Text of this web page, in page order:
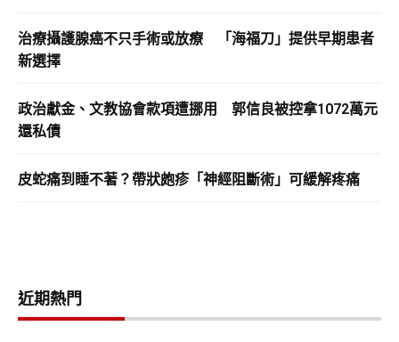
治療攝護腺癌不只手術或放療 「海福刀」提供早期患者
新選擇
政治獻金、文教協會款項遭挪用 郭信良被控拿1072萬元
還私債
皮蛇痛到睡不著？帶狀皰疹「神經阻斷術」可緩解疼痛
近期熱門